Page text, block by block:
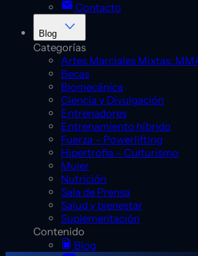
Contacto
Blog
Categorías
Artes Marciales Mixtas:
Becas
Biomecánica
Ciencia y Divulgación
Entrenadores
Entrenamiento híbrido
Fuerza – Powerlifting
Hipertrofia – Culturismo
Mujer
Nutrición
Sala de Prensa
Salud y bienestar
Suplementación
Contenido
Blog